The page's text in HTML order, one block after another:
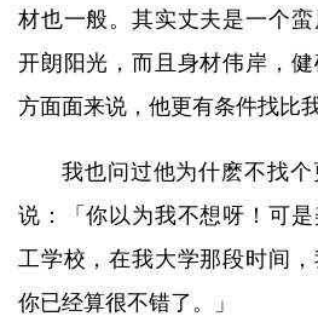
材也一般。其实丈夫是一个
开朗阳光，而且身材伟岸，
方面面来说，他更有条件找比
我也问过他为什麽不找
说：「你以为我不想呀！可
工学校，在我大学那段时间，
你已经算很不错了。」